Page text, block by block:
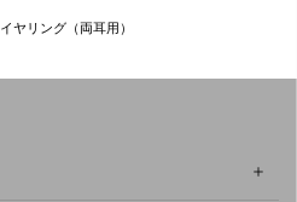
イヤリング（両耳用）